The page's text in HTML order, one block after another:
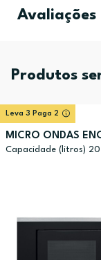
Produtos
Leva 3 Paga 2
MICRO ONDAS
Capacidade (litros)